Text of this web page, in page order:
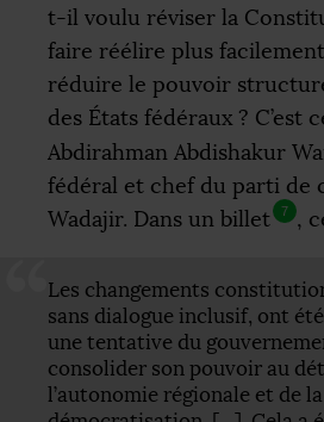
t-il voulu réviser la
faire réélire plus
réduire le pouvoir
des États fédéraux ? C’est
Abdirahman Abdishakur
fédéral et chef du parti de
Wadajir. Dans un billet
7 ,
Les changements
sans dialogue inclusif, ont
une tentative du
consolider son pouvoir au
l’autonomie régionale et de la